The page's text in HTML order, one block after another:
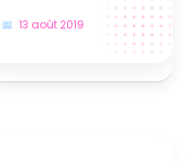
13 août 2019